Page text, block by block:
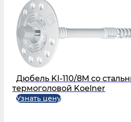
Дюбель KI-110/8M со
термоголовой Koelner
Узнать цену